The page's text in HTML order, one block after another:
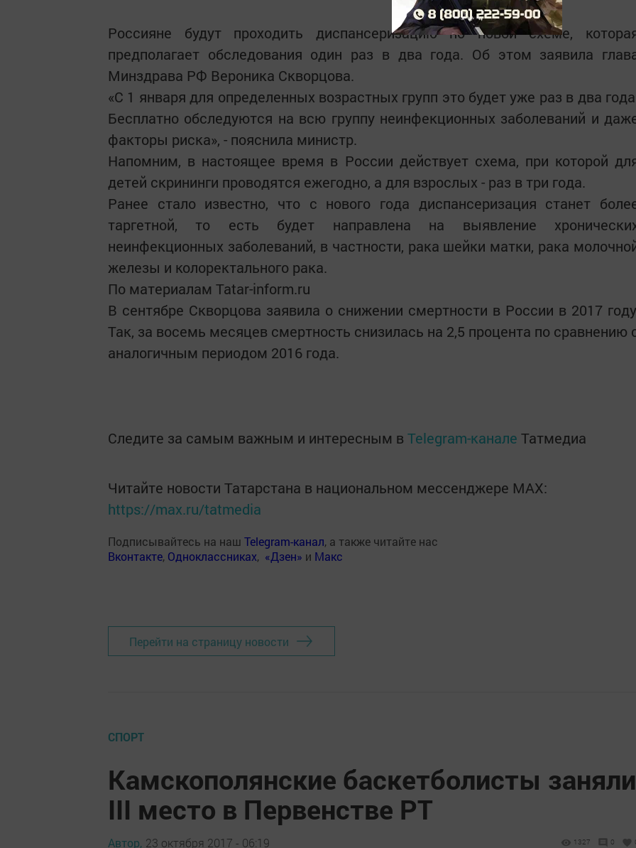
Россияне будут проходить диспансеризацию по новой схеме,
предполагает обследования один раз в два года. Об этом заявила
Минздрава РФ Вероника Скворцова.
«С 1 января для определенных возрастных групп это будет уже раз в два
Бесплатно обследуются на всю группу неинфекционных заболеваний и
факторы риска», - пояснила министр.
Напомним, в настоящее время в России действует схема, при которой
детей скрининги проводятся ежегодно, а для взрослых - раз в три года.
Ранее стало известно, что с нового года диспансеризация станет
таргетной, то есть будет направлена на выявление
неинфекционных заболеваний, в частности, рака шейки матки, рака
железы и колоректального рака.
По материалам Tatar-inform.ru
В сентябре Скворцова заявила о снижении смертности в России в 2017
Так, за восемь месяцев смертность снизилась на 2,5 процента по сравнению
аналогичным периодом 2016 года.
Следите за самым важным и интересным в Telegram-канале Татмедиа
Читайте новости Татарстана в национальном мессенджере MАХ:
https://max.ru/tatmedia
Подписывайтесь на наш Telegram-канал, а также читайте нас
Вконтакте, Одноклассниках, «Дзен» и Макс
Перейти на страницу новости
СПОРТ
Камскополянские баскетболисты заняли
III место в Первенстве РТ
Автор, 23 октября 2017 - 06:19 1327 0